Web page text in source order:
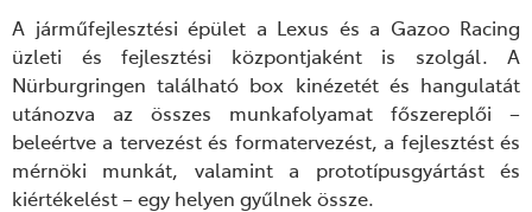
A járműfejlesztési épület a Lexus és a Gazoo Racing
üzleti és fejlesztési központjaként is szolgál. A
Nürburgringen található box kinézetét és hangulatát
utánozva az összes munkafolyamat főszereplői –
beleértve a tervezést és formatervezést, a fejlesztést és
mérnöki munkát, valamint a prototípusgyártást és
kiértékelést – egy helyen gyűlnek össze.